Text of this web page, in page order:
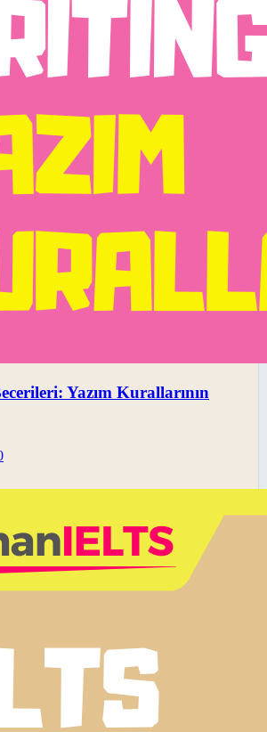
Yazım Kurallarının